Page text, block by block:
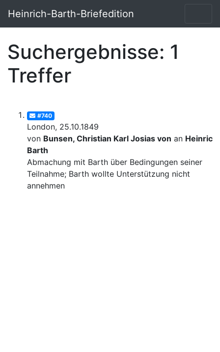
Heinrich-Barth-Briefedition
Suchergebnisse: 1
Treffer
#740
London, 25.10.1849
von Bunsen, Christian Karl Josias von an Heinrich
Barth
Abmachung mit Barth über Bedingungen seiner
Teilnahme; Barth wollte Unterstützung nicht
annehmen